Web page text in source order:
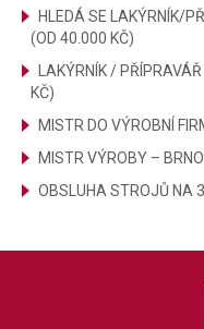
HLEDÁ SE LAKÝRNÍK/
(OD 40.000 KČ)
LAKÝRNÍK /
KČ)
MISTR DO VÝROBNÍ
MISTR VÝROBY –
OBSLUHA STROJŮ NA